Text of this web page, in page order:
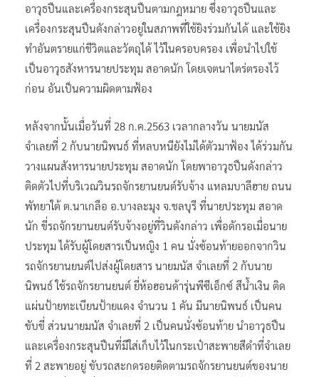
อาวุธปืนและเครื่องกระสุนปืนตามกฎหมาย ซึ่งอาวุธปืนและ
เครื่องกระสุนปืนดังกล่าวอยู่ในสภาพที่ใช้ยิงร่วมกันได้ และใช้ยิง
ทำอันตรายแก่ชีวิตและวัตถุได้ ไว้ในครอบครอง เพื่อนำไปใช้
เป็นอาวุธสังหารนายประทุม สอาดนัก โดยเจตนาไตร่ตรองไว้
ก่อน อันเป็นความผิดตามฟ้อง
หลังจากนั้นเมื่อวันที่ 28 ก.ค.2563 เวลากลางวัน นายมนัส
จำเลยที่ 2 กับนายนิพนธ์ ที่หลบหนียังไม่ได้ตัวมาฟ้อง ได้ร่วมกัน
วางแผนสังหารนายประทุม สอาดนัก โดยพาอาวุธปืนดังกล่าว
ติดตัวไปที่บริเวณวินรถจักรยานยนต์รับจ้าง แหลมบาลีฮาย ถนน
พัทยาใต้ ต.นาเกลือ อ.บางละมุง จ.ชลบุรี ที่นายประทุม สอาด
นัก ขี่รถจักรยานยนต์รับจ้างอยู่ที่วินดังกล่าว เพื่อดักรอเมื่อนาย
ประทุม ได้รับผู้โดยสารเป็นหญิง 1 คน นั่งซ้อนท้ายออกจากวิน
รถจักรยานยนต์ไปส่งผู้โดยสาร นายมนัส จำเลยที่ 2 กับนาย
นิพนธ์ ใช้รถจักรยานยนต์ ยี่ห้อฮอนด้ารุ่นพีซีเอ็กซ์ สีน้ำเงิน ติด
แผ่นป้ายทะเบียนป้ายแดง จำนวน 1 คัน มีนายนิพนธ์ เป็นคน
ขับขี่ ส่วนนายมนัส จำเลยที่ 2 เป็นคนนั่งซ้อนท้าย นำอาวุธปืน
และเครื่องกระสุนปืนที่มีใส่เก็บไว้ในกระเป๋าสะพายสีดำที่จำเลย
ที่ 2 สะพายอยู่ ขับรถสะกดรอยติดตามรถจักรยานยนต์ของนาย